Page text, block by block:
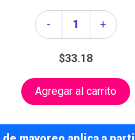
-
Cantidad +
$33.18
Agregar al carrito